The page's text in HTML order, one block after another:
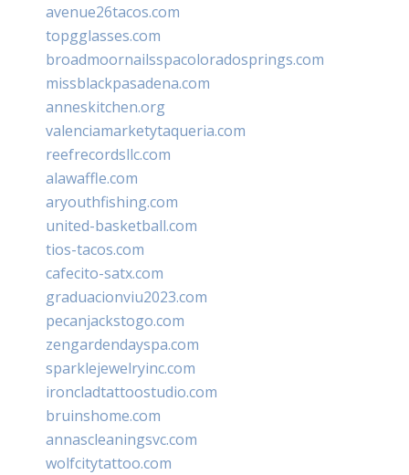
avenue26tacos.com
topgglasses.com
broadmoornailsspacoloradosprings.com
missblackpasadena.com
anneskitchen.org
valenciamarketytaqueria.com
reefrecordsllc.com
alawaffle.com
aryouthfishing.com
united-basketball.com
tios-tacos.com
cafecito-satx.com
graduacionviu2023.com
pecanjackstogo.com
zengardendayspa.com
sparklejewelryinc.com
ironcladtattoostudio.com
bruinshome.com
annascleaningsvc.com
wolfcitytattoo.com